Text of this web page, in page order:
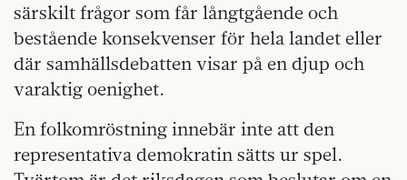
särskilt frågor som får långtgående och
bestående konsekvenser för hela landet eller
där samhällsdebatten visar på en djup och
varaktig oenighet.
En folkomröstning innebär inte att den
representativa demokratin sätts ur spel.